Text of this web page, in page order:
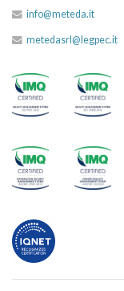
info@meteda.it
metedasrl@legpec.it